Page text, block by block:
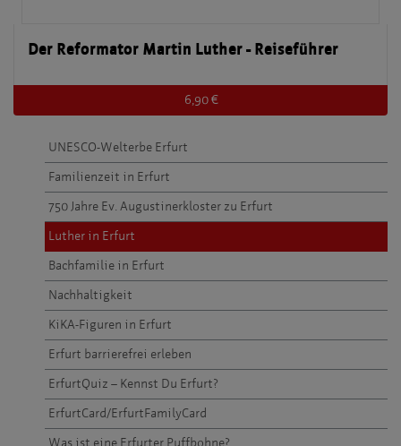
Der Reformator Martin Luther - Reiseführer
6,90 €
UNESCO-Welterbe Erfurt
Familienzeit in Erfurt
750 Jahre Ev. Augustinerkloster zu Erfurt
Luther in Erfurt
Bachfamilie in Erfurt
Nachhaltigkeit
KiKA-Figuren in Erfurt
Erfurt barrierefrei erleben
ErfurtQuiz – Kennst Du Erfurt?
ErfurtCard/ErfurtFamilyCard